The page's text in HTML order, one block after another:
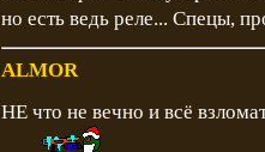
но есть ведь реле... Спецы,
ALMOR
НЕ что не вечно и всё